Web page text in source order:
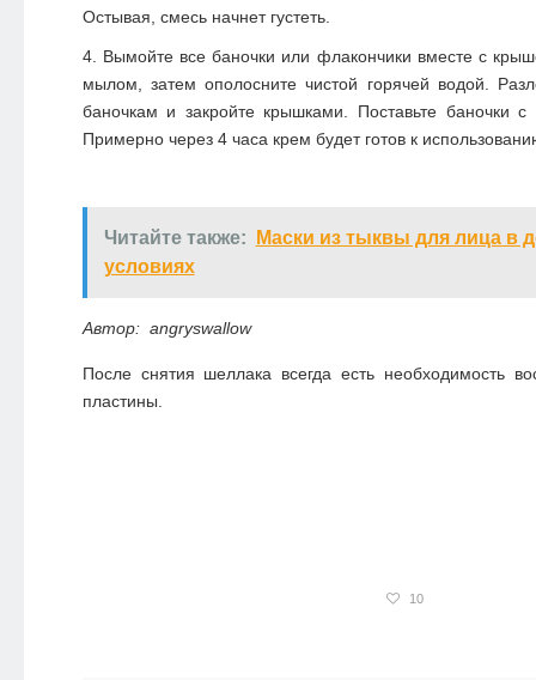
Остывая, смесь начнет густеть.
Вымойте все баночки или флакончики вместе с
мылом, затем ополосните чистой горячей водой.
баночкам и закройте крышками. Поставьте баночки
Примерно через 4 часа крем будет готов к
Читайте также:
Маски из тыквы для лица в
условиях
Автор: angryswallow
После снятия шеллака всегда есть необходимость
пластины.
10